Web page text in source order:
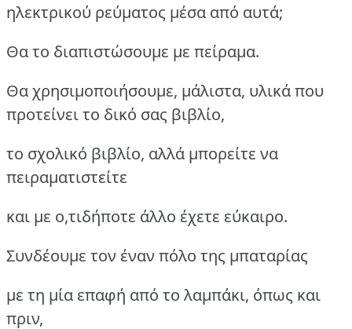
ηλεκτρικού ρεύματος μέσα από αυτά;
Θα το διαπιστώσουμε με πείραμα.
Θα χρησιμοποιήσουμε, μάλιστα, υλικά που
προτείνει το δικό σας βιβλίο,
το σχολικό βιβλίο, αλλά μπορείτε να
πειραματιστείτε
και με ο,τιδήποτε άλλο έχετε εύκαιρο.
Συνδέουμε τον έναν πόλο της μπαταρίας
με τη μία επαφή από το λαμπάκι, όπως και
πριν,